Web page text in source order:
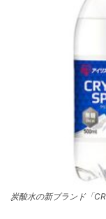
炭酸水の新ブランド「